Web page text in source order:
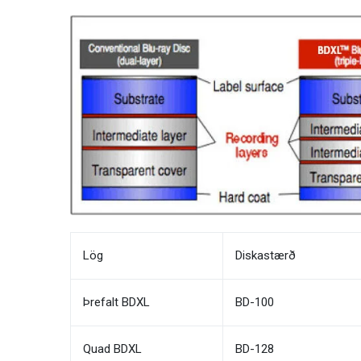
Lög Diskastærð
Þrefalt BDXL BD-100
Quad BDXL BD-128